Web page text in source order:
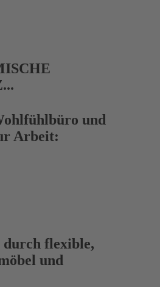
...
und
Arbeit:
flexible,
und